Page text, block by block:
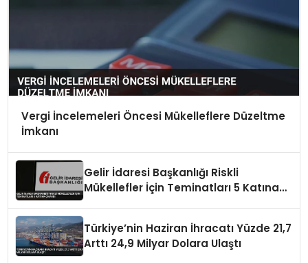
Vergi İncelemeleri Öncesi Mükelleflere Düzeltme
İmkanı
Gelir İdaresi Başkanlığı Riskli
Mükellefler İçin Teminatları 5 Katına
Türkiye’nin Haziran İhracatı Yüzde 21,7
Arttı 24,9 Milyar Dolara Ulaştı